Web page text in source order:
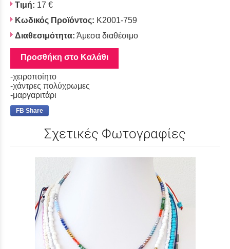
Τιμή: 17 €
Κωδικός Προϊόντος: K2001-759
Διαθεσιμότητα: Άμεσα διαθέσιμο
Προσθήκη στο Καλάθι
-χειροποίητο
-χάντρες πολύχρωμες
-μαργαριτάρι
FB Share
Σχετικές Φωτογραφίες